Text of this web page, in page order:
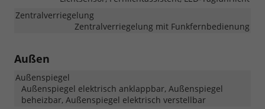
Zentralverriegelung
Zentralverriegelung mit Funkfernbedienung
Außen
Außenspiegel
Außenspiegel elektrisch anklappbar, Außenspiegel
beheizbar, Außenspiegel elektrisch verstellbar